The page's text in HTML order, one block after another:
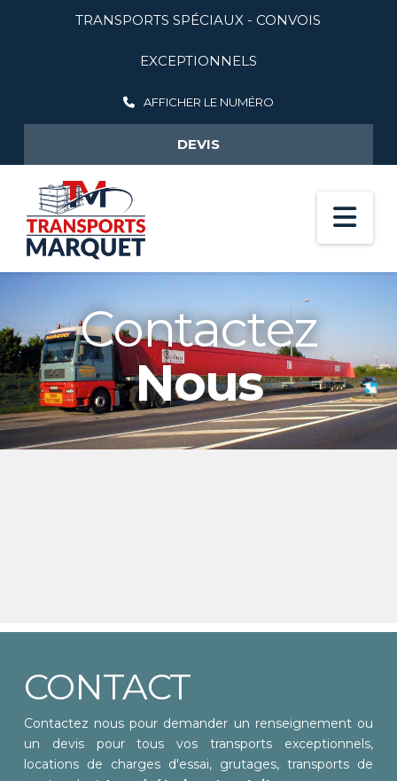
TRANSPORTS SPÉCIAUX - CONVOIS
EXCEPTIONNELS
AFFICHER LE NUMÉRO
DEVIS
Contactez
Nous
CONTACT
Contactez nous pour demander un renseignement ou
un devis pour tous vos transports exceptionnels,
locations de charges d'essai, grutages, transports de